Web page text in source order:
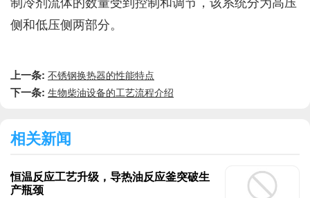
侧和低压侧两部分。
上一条: 不锈钢换热器的性能特点
下一条: 生物柴油设备的工艺流程介绍
相关新闻
恒温反应工艺升级，导热油反应釜突破生
产瓶颈